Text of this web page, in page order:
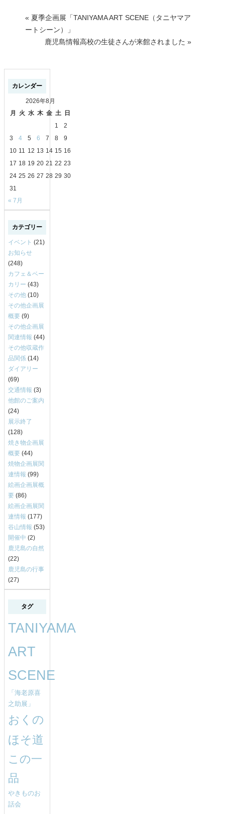
« 夏季企画展「TANIYAMA ART SCENE（タニヤマア
ートシーン）」
鹿児島情報高校の生徒さんが来館されました »
カレンダー
2026年8月
月
火 水 木 金 土
日
1
2
3
4 5 6 7 8
9
10 11 12 13 14 15 16
17 18 19 20 21 22 23
24 25 26 27 28 29 30
31
« 7月
カテゴリー
イベント (21)
お知らせ
(248)
カフェ＆ベー
カリー (43)
その他 (10)
その他企画展
概要 (9)
その他企画展
関連情報 (44)
その他収蔵作
品関係 (14)
ダイアリー
(69)
交通情報 (3)
他館のご案内
(24)
展示終了
(128)
焼き物企画展
概要 (44)
焼物企画展関
連情報 (99)
絵画企画展概
要 (86)
絵画企画展関
連情報 (177)
谷山情報 (53)
開催中 (2)
鹿児島の自然
(22)
鹿児島の行事
(27)
タグ
TANIYAMA
ART
SCENE
「海老原喜
之助展」
おくの
ほそ道
この一
品
やきものお
話会